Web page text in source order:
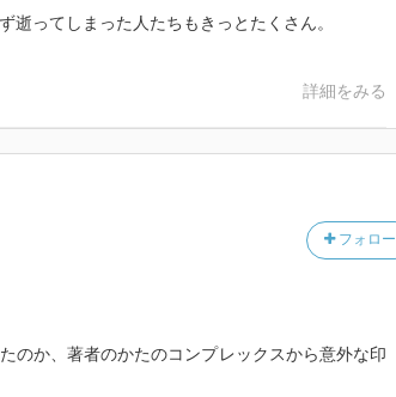
逝ってしまった人たちもきっとたくさん。
詳細をみる
フォロー
のか、著者のかたのコンプレックスから意外な印